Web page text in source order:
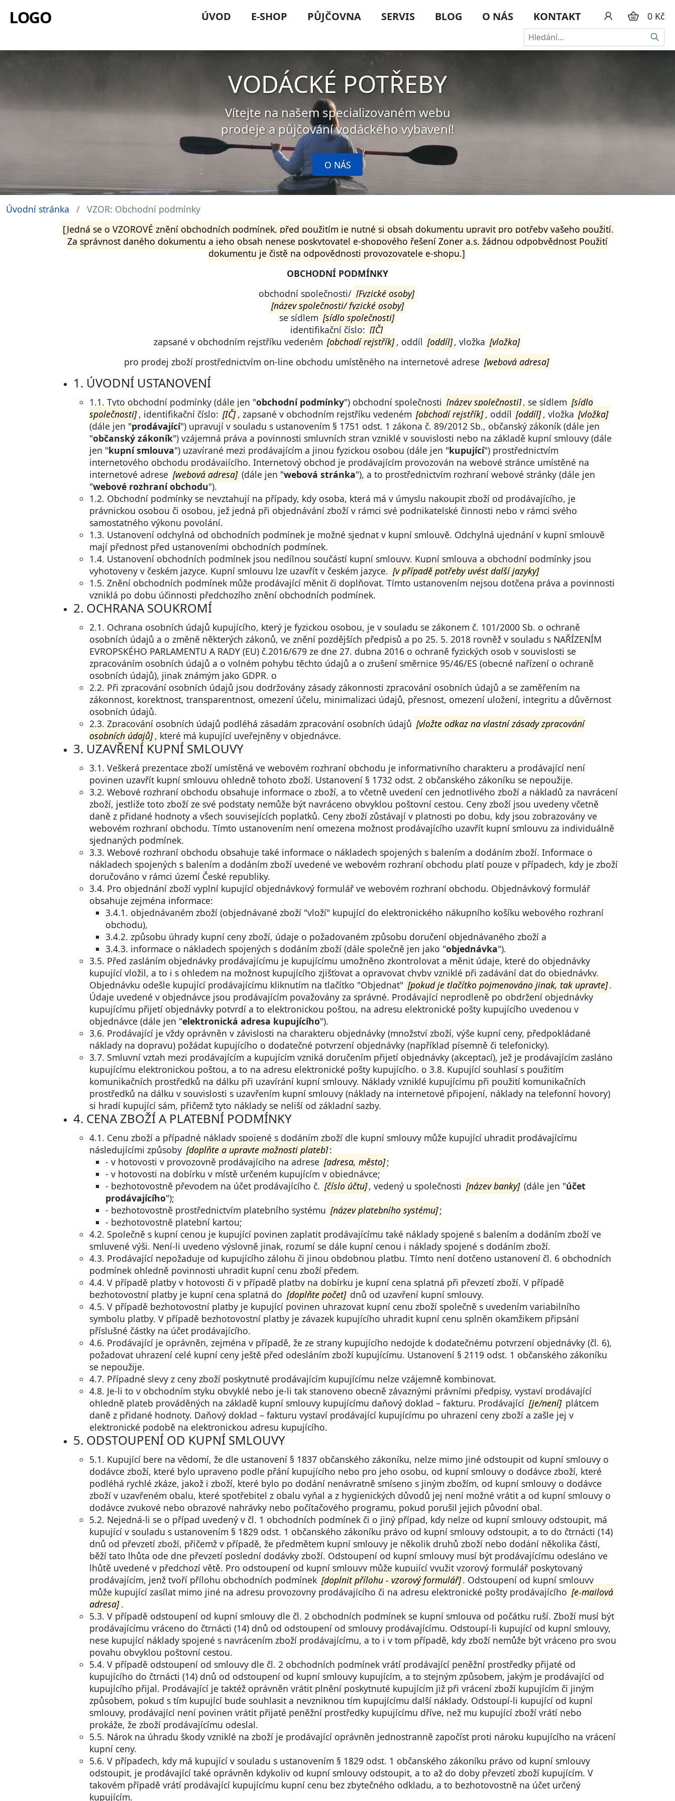
ÚVOD E-SHOP PŮJČOVNA SERVIS BLOG O NÁS KONTAKT 0 Kč
VODÁCKÉ POTŘEBY
Vítejte na našem specializovaném webu
prodeje a půjčování vodáckého vybavení!
O NÁS
Úvodní stránka
VZOR: Obchodní podmínky
[Jedná se o VZOROVÉ znění obchodních podmínek, před použitím je nutné si obsah dokumentu upravit pro potřeby vašeho použití.
Za správnost daného dokumentu a jeho obsah nenese poskytovatel e-shopového řešení Zoner a.s. žádnou odpobvědnost Použití
dokumentu je čistě na odpovědnosti provozovatele e-shopu.]
OBCHODNÍ PODMÍNKY
obchodní společnosti/ [Fyzické osoby]
[název společnosti/ fyzické osoby]
se sídlem[sídlo společnosti]
identifikační číslo:[IČ]
zapsané v obchodním rejstříku vedeném [obchodí rejstřík], oddíl [oddíl], vložka [vložka]
pro prodej zboží prostřednictvím on-line obchodu umístěného na internetové adrese [webová adresa]
1. ÚVODNÍ USTANOVENÍ
1.1. Tyto obchodní podmínky (dále jen "obchodní podmínky") obchodní společnosti [název společnosti], se sídlem [sídlo
společnosti] , identifikační číslo: [IČ] , zapsané v obchodním rejstříku vedeném [obchodí rejstřík], oddíl[oddíl] , vložka[vložka]
(dále jen "prodávající") upravují v souladu s ustanovením § 1751 odst. 1 zákona č. 89/2012 Sb., občanský zákoník (dále jen
"občanský zákoník") vzájemná práva a povinnosti smluvních stran vzniklé v souvislosti nebo na základě kupní smlouvy (dále
jen "kupní smlouva") uzavírané mezi prodávajícím a jinou fyzickou osobou (dále jen "kupující") prostřednictvím
internetového obchodu prodávajícího. Internetový obchod je prodávajícím provozován na webové stránce umístěné na
internetové adrese [webová adresa] (dále jen "webová stránka"), a to prostřednictvím rozhraní webové stránky (dále jen
"webové rozhraní obchodu").
1.2. Obchodní podmínky se nevztahují na případy, kdy osoba, která má v úmyslu nakoupit zboží od prodávajícího, je
právnickou osobou či osobou, jež jedná při objednávání zboží v rámci své podnikatelské činnosti nebo v rámci svého
samostatného výkonu povolání.
1.3. Ustanovení odchylná od obchodních podmínek je možné sjednat v kupní smlouvě. Odchylná ujednání v kupní smlouvě
mají přednost před ustanoveními obchodních podmínek.
1.4. Ustanovení obchodních podmínek jsou nedílnou součástí kupní smlouvy. Kupní smlouva a obchodní podmínky jsou
vyhotoveny v českém jazyce. Kupní smlouvu lze uzavřít v českém jazyce. [v případě potřeby uvést další jazyky]
1.5. Znění obchodních podmínek může prodávající měnit či doplňovat. Tímto ustanovením nejsou dotčena práva a povinnosti
vzniklá po dobu účinnosti předchozího znění obchodních podmínek.
2. OCHRANA SOUKROMÍ
2.1. Ochrana osobních údajů kupujícího, který je fyzickou osobou, je v souladu se zákonem č. 101/2000 Sb. o ochraně
osobních údajů a o změně některých zákonů, ve znění pozdějších předpisů a po 25. 5. 2018 rovněž v souladu s NAŘÍZENÍM
EVROPSKÉHO PARLAMENTU A RADY (EU) č.2016/679 ze dne 27. dubna 2016 o ochraně fyzických osob v souvislosti se
zpracováním osobních údajů a o volném pohybu těchto údajů a o zrušení směrnice 95/46/ES (obecné nařízení o ochraně
osobních údajů), jinak známým jako GDPR. o
2.2. Při zpracování osobních údajů jsou dodržovány zásady zákonnosti zpracování osobních údajů a se zaměřením na
zákonnost, korektnost, transparentnost, omezení účelu, minimalizaci údajů, přesnost, omezení uložení, integritu a důvěrnost
osobních údajů.
2.3. Zpracování osobních údajů podléhá zásadám zpracování osobních údajů [vložte odkaz na vlastní zásady zpracování
osobních údajů] , které má kupující uveřejněny v objednávce.
3. UZAVŘENÍ KUPNÍ SMLOUVY
3.1. Veškerá prezentace zboží umístěná ve webovém rozhraní obchodu je informativního charakteru a prodávající není
povinen uzavřít kupní smlouvu ohledně tohoto zboží. Ustanovení § 1732 odst. 2 občanského zákoníku se nepoužije.
3.2. Webové rozhraní obchodu obsahuje informace o zboží, a to včetně uvedení cen jednotlivého zboží a nákladů za navrácení
zboží, jestliže toto zboží ze své podstaty nemůže být navráceno obvyklou poštovní cestou. Ceny zboží jsou uvedeny včetně
daně z přidané hodnoty a všech souvisejících poplatků. Ceny zboží zůstávají v platnosti po dobu, kdy jsou zobrazovány ve
webovém rozhraní obchodu. Tímto ustanovením není omezena možnost prodávajícího uzavřít kupní smlouvu za individuálně
sjednaných podmínek.
3.3. Webové rozhraní obchodu obsahuje také informace o nákladech spojených s balením a dodáním zboží. Informace o
nákladech spojených s balením a dodáním zboží uvedené ve webovém rozhraní obchodu platí pouze v případech, kdy je zboží
doručováno v rámci území České republiky.
3.4. Pro objednání zboží vyplní kupující objednávkový formulář ve webovém rozhraní obchodu. Objednávkový formulář
obsahuje zejména informace:
3.4.1. objednávaném zboží (objednávané zboží "vloží" kupující do elektronického nákupního košíku webového rozhraní
obchodu),
3.4.2. způsobu úhrady kupní ceny zboží, údaje o požadovaném způsobu doručení objednávaného zboží a
3.4.3. informace o nákladech spojených s dodáním zboží (dále společně jen jako "objednávka").
3.5. Před zasláním objednávky prodávajícímu je kupujícímu umožněno zkontrolovat a měnit údaje, které do objednávky
kupující vložil, a to i s ohledem na možnost kupujícího zjišťovat a opravovat chyby vzniklé při zadávání dat do objednávky.
Objednávku odešle kupující prodávajícímu kliknutím na tlačítko "Objednat" [pokud je tlačítko pojmenováno jinak, tak upravte].
Údaje uvedené v objednávce jsou prodávajícím považovány za správné. Prodávající neprodleně po obdržení objednávky
kupujícímu přijetí objednávky potvrdí a to elektronickou poštou, na adresu elektronické pošty kupujícího uvedenou v
objednávce (dále jen "elektronická adresa kupujícího").
3.6. Prodávající je vždy oprávněn v závislosti na charakteru objednávky (množství zboží, výše kupní ceny, předpokládané
náklady na dopravu) požádat kupujícího o dodatečné potvrzení objednávky (například písemně či telefonicky).
3.7. Smluvní vztah mezi prodávajícím a kupujícím vzniká doručením přijetí objednávky (akceptací), jež je prodávajícím zasláno
kupujícímu elektronickou poštou, a to na adresu elektronické pošty kupujícího. o 3.8. Kupující souhlasí s použitím
komunikačních prostředků na dálku při uzavírání kupní smlouvy. Náklady vzniklé kupujícímu při použití komunikačních
prostředků na dálku v souvislosti s uzavřením kupní smlouvy (náklady na internetové připojení, náklady na telefonní hovory)
si hradí kupující sám, přičemž tyto náklady se neliší od základní sazby.
4. CENA ZBOŽÍ A PLATEBNÍ PODMÍNKY
4.1. Cenu zboží a případné náklady spojené s dodáním zboží dle kupní smlouvy může kupující uhradit prodávajícímu
následujícími způsoby [doplňte a upravte možnosti plateb]:
- v hotovosti v provozovně prodávajícího na adrese[adresa, město];
- v hotovosti na dobírku v místě určeném kupujícím v objednávce;
- bezhotovostně převodem na účet prodávajícího č. [číslo účtu], vedený u společnosti [název banky] (dále jen "účet
prodávajícího");
- bezhotovostně prostřednictvím platebního systému [název platebního systému];
- bezhotovostně platební kartou;
4.2. Společně s kupní cenou je kupující povinen zaplatit prodávajícímu také náklady spojené s balením a dodáním zboží ve
smluvené výši. Není-li uvedeno výslovně jinak, rozumí se dále kupní cenou i náklady spojené s dodáním zboží.
4.3. Prodávající nepožaduje od kupujícího zálohu či jinou obdobnou platbu. Tímto není dotčeno ustanovení čl. 6 obchodních
podmínek ohledně povinnosti uhradit kupní cenu zboží předem.
4.4. V případě platby v hotovosti či v případě platby na dobírku je kupní cena splatná při převzetí zboží. V případě
bezhotovostní platby je kupní cena splatná do [doplňte počet] dnů od uzavření kupní smlouvy.
4.5. V případě bezhotovostní platby je kupující povinen uhrazovat kupní cenu zboží společně s uvedením variabilního
symbolu platby. V případě bezhotovostní platby je závazek kupujícího uhradit kupní cenu splněn okamžikem připsání
příslušné částky na účet prodávajícího.
4.6. Prodávající je oprávněn, zejména v případě, že ze strany kupujícího nedojde k dodatečnému potvrzení objednávky (čl. 6),
požadovat uhrazení celé kupní ceny ještě před odesláním zboží kupujícímu. Ustanovení § 2119 odst. 1 občanského zákoníku
se nepoužije.
4.7. Případné slevy z ceny zboží poskytnuté prodávajícím kupujícímu nelze vzájemně kombinovat.
4.8. Je-li to v obchodním styku obvyklé nebo je-li tak stanoveno obecně závaznými právními předpisy, vystaví prodávající
ohledně plateb prováděných na základě kupní smlouvy kupujícímu daňový doklad – fakturu. Prodávající [je/není] plátcem
daně z přidané hodnoty. Daňový doklad – fakturu vystaví prodávající kupujícímu po uhrazení ceny zboží a zašle jej v
elektronické podobě na elektronickou adresu kupujícího.
5. ODSTOUPENÍ OD KUPNÍ SMLOUVY
5.1. Kupující bere na vědomí, že dle ustanovení § 1837 občanského zákoníku, nelze mimo jiné odstoupit od kupní smlouvy o
dodávce zboží, které bylo upraveno podle přání kupujícího nebo pro jeho osobu, od kupní smlouvy o dodávce zboží, které
podléhá rychlé zkáze, jakož i zboží, které bylo po dodání nenávratně smíseno s jiným zbožím, od kupní smlouvy o dodávce
zboží v uzavřeném obalu, které spotřebitel z obalu vyňal a z hygienických důvodů jej není možné vrátit a od kupní smlouvy o
dodávce zvukové nebo obrazové nahrávky nebo počítačového programu, pokud porušil jejich původní obal.
5.2. Nejedná-li se o případ uvedený v čl. 1 obchodních podmínek či o jiný případ, kdy nelze od kupní smlouvy odstoupit, má
kupující v souladu s ustanovením § 1829 odst. 1 občanského zákoníku právo od kupní smlouvy odstoupit, a to do čtrnácti (14)
dnů od převzetí zboží, přičemž v případě, že předmětem kupní smlouvy je několik druhů zboží nebo dodání několika částí,
běží tato lhůta ode dne převzetí poslední dodávky zboží. Odstoupení od kupní smlouvy musí být prodávajícímu odesláno ve
lhůtě uvedené v předchozí větě. Pro odstoupení od kupní smlouvy může kupující využit vzorový formulář poskytovaný
prodávajícím, jenž tvoří přílohu obchodních podmínek [doplnit přílohu - vzorový formulář]. Odstoupení od kupní smlouvy
může kupující zasílat mimo jiné na adresu provozovny prodávajícího či na adresu elektronické pošty prodávajícího [e-mailová
adresa] .
5.3. V případě odstoupení od kupní smlouvy dle čl. 2 obchodních podmínek se kupní smlouva od počátku ruší. Zboží musí být
prodávajícímu vráceno do čtrnácti (14) dnů od odstoupení od smlouvy prodávajícímu. Odstoupí-li kupující od kupní smlouvy,
nese kupující náklady spojené s navrácením zboží prodávajícímu, a to i v tom případě, kdy zboží nemůže být vráceno pro svou
povahu obvyklou poštovní cestou.
5.4. V případě odstoupení od smlouvy dle čl. 2 obchodních podmínek vrátí prodávající peněžní prostředky přijaté od
kupujícího do čtrnácti (14) dnů od odstoupení od kupní smlouvy kupujícím, a to stejným způsobem, jakým je prodávající od
kupujícího přijal. Prodávající je taktéž oprávněn vrátit plnění poskytnuté kupujícím již při vrácení zboží kupujícím či jiným
způsobem, pokud s tím kupující bude souhlasit a nevzniknou tím kupujícímu další náklady. Odstoupí-li kupující od kupní
smlouvy, prodávající není povinen vrátit přijaté peněžní prostředky kupujícímu dříve, než mu kupující zboží vrátí nebo
prokáže, že zboží prodávajícímu odeslal.
5.5. Nárok na úhradu škody vzniklé na zboží je prodávající oprávněn jednostranně započíst proti nároku kupujícího na vrácení
kupní ceny.
5.6. V případech, kdy má kupující v souladu s ustanovením § 1829 odst. 1 občanského zákoníku právo od kupní smlouvy
odstoupit, je prodávající také oprávněn kdykoliv od kupní smlouvy odstoupit, a to až do doby převzetí zboží kupujícím. V
takovém případě vrátí prodávající kupujícímu kupní cenu bez zbytečného odkladu, a to bezhotovostně na účet určený
kupujícím.